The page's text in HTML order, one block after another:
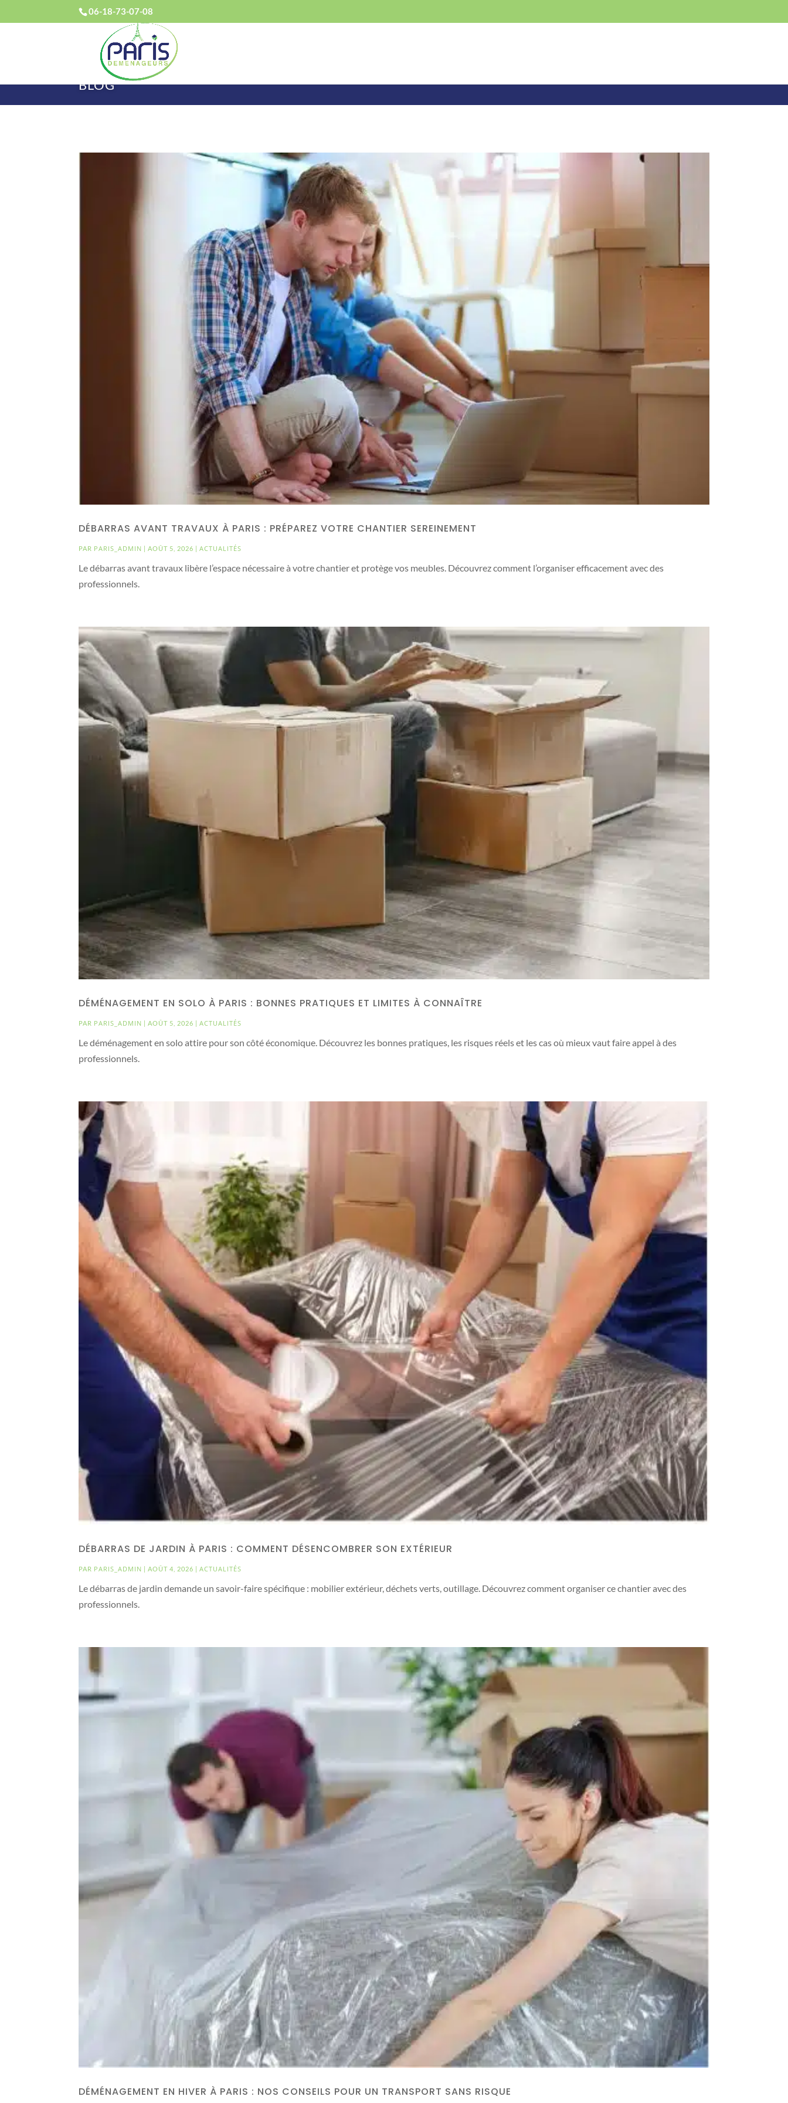
06-18-73-07-08
BLOG
DÉBARRAS AVANT TRAVAUX À PARIS : PRÉPAREZ VOTRE CHANTIER SEREINEMENT
PAR PARIS_ADMIN | AOÛT 5, 2026 | ACTUALITÉS
Le débarras avant travaux libère l’espace nécessaire à votre chantier et protège vos meubles. Découvrez comment l’organiser efficacement avec des
professionnels.
DÉMÉNAGEMENT EN SOLO À PARIS : BONNES PRATIQUES ET LIMITES À CONNAÎTRE
PAR PARIS_ADMIN |AOÛT 5, 2026 |ACTUALITÉS
Le déménagement en solo attire pour son côté économique. Découvrez les bonnes pratiques, les risques réels et les cas où mieux vaut faire appel à des
professionnels.
DÉBARRAS DE JARDIN À PARIS : COMMENT DÉSENCOMBRER SON EXTÉRIEUR
PAR PARIS_ADMIN |AOÛT 4, 2026 |ACTUALITÉS
Le débarras de jardin demande un savoir-faire spécifique : mobilier extérieur, déchets verts, outillage. Découvrez comment organiser ce chantier avec des
professionnels.
DÉMÉNAGEMENT EN HIVER À PARIS : NOS CONSEILS POUR UN TRANSPORT SANS RISQUE